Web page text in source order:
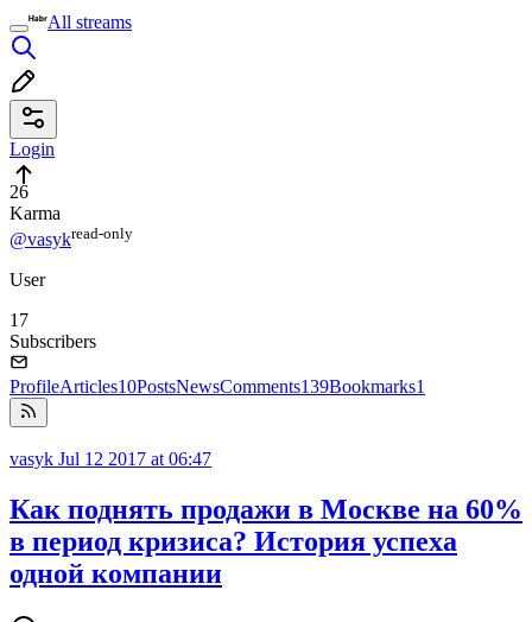
All streams
Login
26
Karma
@vasykread⁠-⁠only
User
17
Subscribers
ProfileArticles10PostsNewsComments139Bookmarks1
vasyk Jul 12 2017 at 06:47
Как поднять продажи в Москве на 60%
в период кризиса? История успеха
одной компании